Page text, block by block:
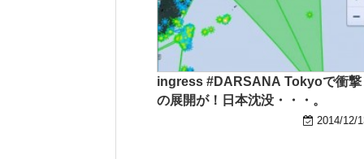
ingress #DARSANA Tokyoで衝撃
の展開が！日本沈没・・・。
2014/12/